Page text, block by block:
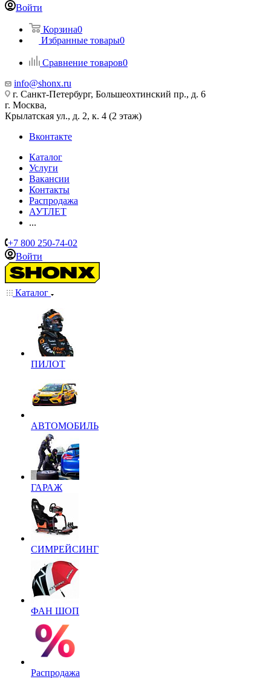
Войти
Корзина0
Избранные товары0
Сравнение товаров0
info@shonx.ru
г. Санкт-Петербург, Большеохтинский пр., д. 6
г. Москва,
Крылатская ул., д. 2, к. 4 (2 этаж)
Вконтакте
Каталог
Услуги
Вакансии
Контакты
Распродажа
АУТЛЕТ
...
+7 800 250-74-02
Войти
Каталог
ПИЛОТ
АВТОМОБИЛЬ
ГАРАЖ
СИМРЕЙСИНГ
ФАН ШОП
Распродажа